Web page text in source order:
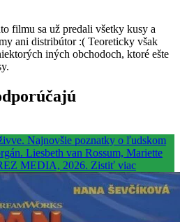
filmu sa už predali všetky kusy a
ani distribútor :( Teoreticky však
iných obchodoch, ktoré ešte